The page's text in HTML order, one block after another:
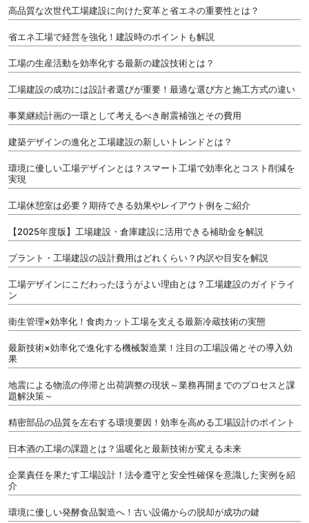
高品質な次世代工場建設に向けた変革と省エネの重要性とは？
省エネ工場で経営を強化！建設時のポイントも解説
工場の生産活動を効率化する最新の建設技術とは？
工場建設の成功には設計者選びが重要！最適な選び方と施工方式の違い
事業継続計画の一環として考えるべき耐震補強とその費用
建築デザインの進化と工場建設の新しいトレンドとは？
環境に優しい工場デザインとは？スマート工場で効率化とコスト削減を
実現
工場休憩室は必要？期待できる効果やレイアウト例をご紹介
【2025年度版】工場建設・倉庫建設に活用できる補助金を解説
プラント・工場建設の設計費用はどれくらい？内訳や目安を解説
工場デザインにこだわったほうがよい理由とは？工場建設のガイドライ
ン
衛生管理×効率化！食肉カット工場を支える最新冷蔵技術の実態
最新技術×効率化で進化する機械製造業！注目の工場設備とその導入効
果
地震による物流の停滞と出荷調整の現状～業務再開までのプロセスと課
題解決策～
精密部品の品質を左右する環境要因！効率を高める工場設計のポイント
日本酒の工場の課題とは？温暖化と最新技術が変える未来
企業責任を果たす工場設計！法令遵守と安全性確保を意識した実例を紹
介
環境に優しい発酵食品製造へ！古い設備からの脱却が成功の鍵